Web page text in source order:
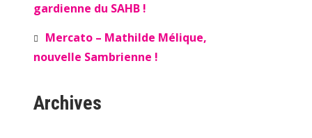
gardienne du SAHB !
Mercato – Mathilde Mélique,
nouvelle Sambrienne !
Archives